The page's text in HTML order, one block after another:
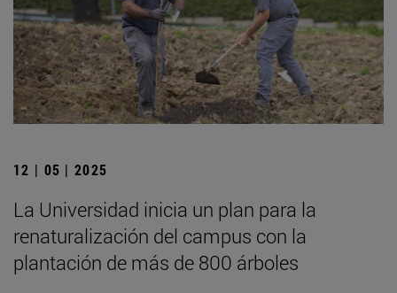
12 | 05 | 2025
La Universidad inicia un plan para la
renaturalización del campus con la
plantación de más de 800 árboles